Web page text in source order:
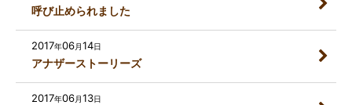
呼び止められました
2017年06月14日
アナザーストーリーズ
2017年06月13日